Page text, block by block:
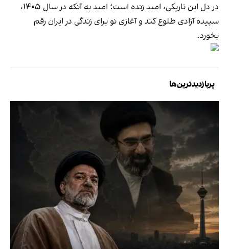
در دل این تاریکی، امید زنده است؛ امید به آنکه در سال ۱۴۰۵،
سپیده آزادی طلوع کند و آغازی نو برای زندگی در ایران رقم
بخورد.‬
پربازدیدترین‌ها